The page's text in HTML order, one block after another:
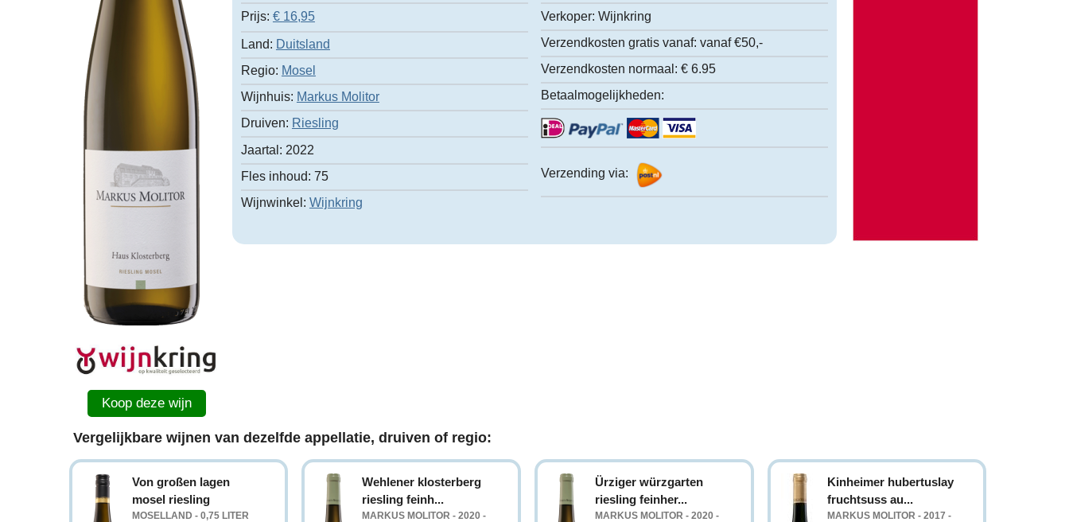
Koop deze wijn
Prijs: € 16,95
Land: Duitsland
Regio: Mosel
Wijnhuis: Markus Molitor
Druiven: Riesling
Jaartal: 2022
Fles inhoud: 75
Wijnwinkel: Wijnkring
Verkoper: Wijnkring
Verzendkosten gratis vanaf: vanaf €50,-
Verzendkosten normaal: € 6.95
Betaalmogelijkheden:
Verzending via:
Vergelijkbare wijnen van dezelfde appellatie, druiven of regio:
Von großen lagen
mosel riesling
MOSELLAND - 0,75 LITER
Wehlener klosterberg
riesling feinh...
MARKUS MOLITOR - 2020 -
Ürziger würzgarten
riesling feinher...
MARKUS MOLITOR - 2020 -
Kinheimer hubertuslay
fruchtsuss au...
MARKUS MOLITOR - 2017 -